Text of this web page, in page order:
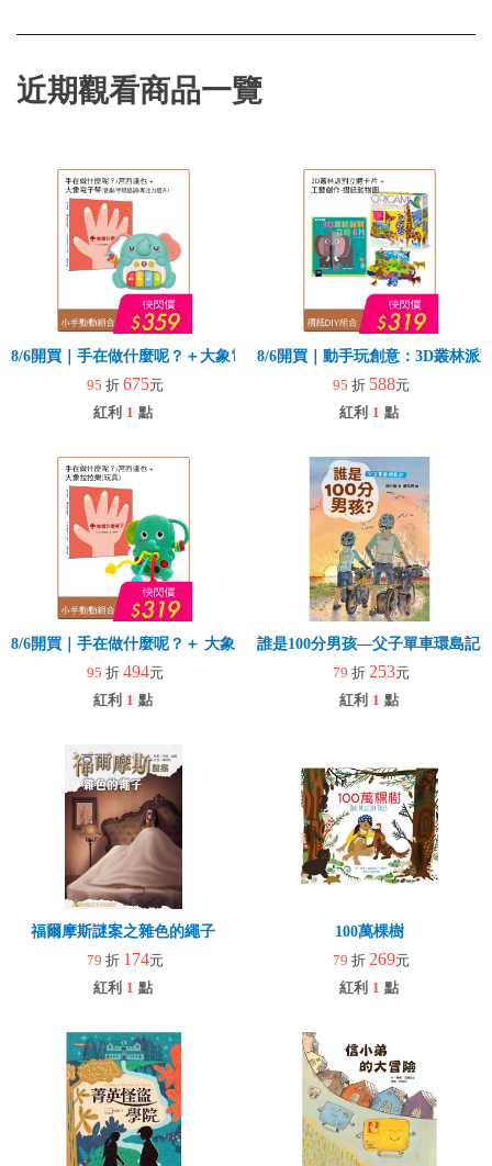
近期觀看商品一覽
8/6開買｜手在做什麼呢？＋大象電子琴
95 折 675元
紅利 1 點
8/6開買｜動手玩創意：3D叢林派
95 折 588元
紅利 1 點
8/6開買｜手在做什麼呢？＋ 大象拉拉樂(玩具)
95 折 494元
紅利 1 點
誰是100分男孩—父子單車環島記
79 折 253元
紅利 1 點
福爾摩斯謎案之雜色的繩子
79 折 174元
紅利 1 點
100萬棵樹
79 折 269元
紅利 1 點